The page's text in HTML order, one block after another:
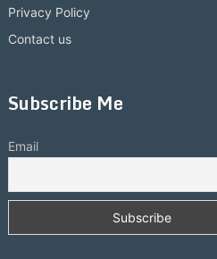
Privacy Policy
Contact us
Subscribe Me
Email